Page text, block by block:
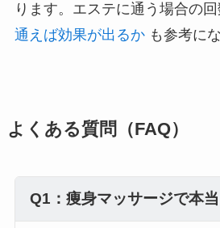
ります。エステに通う場合の
通えば効果が出るかも参考にな
よくある質問（FAQ）
Q1：痩身マッサージで本